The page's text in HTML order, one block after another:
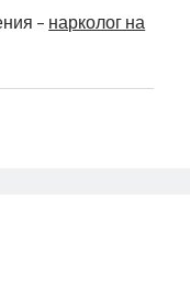
– нарколог на